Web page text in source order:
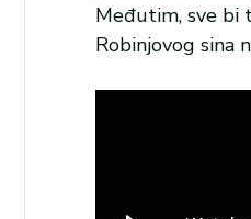
Međutim, sve bi
Robinjovog sina